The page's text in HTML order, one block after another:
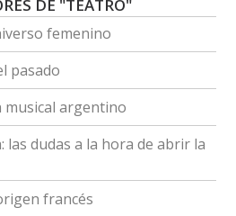
DE "TEATRO"
femenino
pasado
musical argentino
las dudas a la hora de abrir la
francés